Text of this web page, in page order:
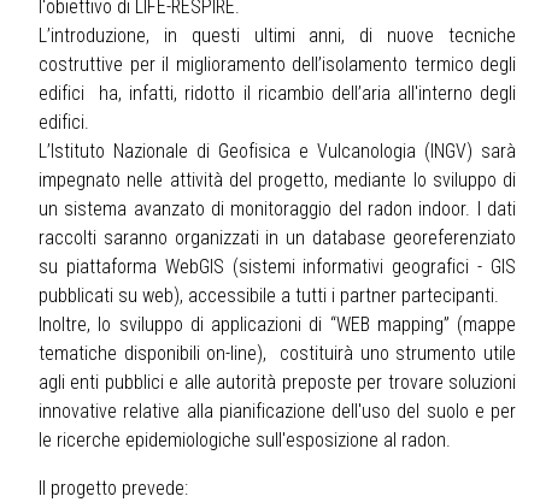
l'obiettivo di LIFE-RESPIRE.
L’introduzione, in questi ultimi anni, di nuove tecniche
costruttive per il miglioramento dell’isolamento termico degli
edifici ha, infatti, ridotto il ricambio dell’aria all'interno degli
edifici.
L’Istituto Nazionale di Geofisica e Vulcanologia (INGV) sarà
impegnato nelle attività del progetto, mediante lo sviluppo di
un sistema avanzato di monitoraggio del radon indoor. I dati
raccolti saranno organizzati in un database georeferenziato
su piattaforma WebGIS (sistemi informativi geografici - GIS
pubblicati su web), accessibile a tutti i partner partecipanti.
Inoltre, lo sviluppo di applicazioni di “WEB mapping” (mappe
tematiche disponibili on-line), costituirà uno strumento utile
agli enti pubblici e alle autorità preposte per trovare soluzioni
innovative relative alla pianificazione dell'uso del suolo e per
le ricerche epidemiologiche sull'esposizione al radon.
Il progetto prevede: